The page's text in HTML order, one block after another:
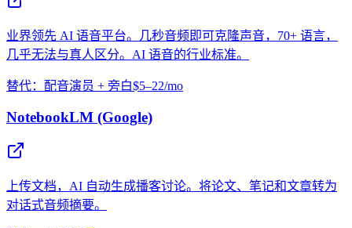
业界领先 AI 语音平台。几秒音频即可克隆声音，70+ 语言，
几乎无法与真人区分。AI 语音的行业标准。
替代：配音演员 + 旁白$5–22/mo
NotebookLM (Google)
上传文档，AI 自动生成播客讨论。将论文、笔记和文章转为
对话式音频摘要。